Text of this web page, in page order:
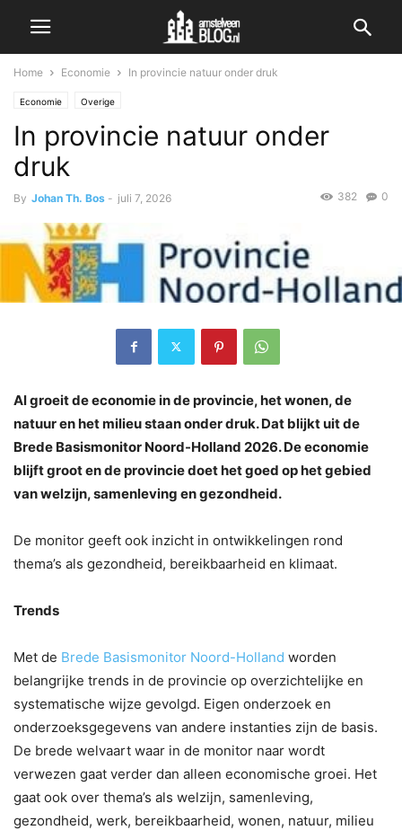
Home Economie In provincie natuur onder druk
Economie Overige
In provincie natuur onder
druk
By Johan Th. Bos - juli 7, 2026 0
382
Al groeit de economie in de provincie, het wonen, de
natuur en het milieu staan onder druk. Dat blijkt uit de
Brede Basismonitor Noord-Holland 2026. De economie
blijft groot en de provincie doet het goed op het gebied
van welzijn, samenleving en gezondheid.
De monitor geeft ook inzicht in ontwikkelingen rond
thema’s als gezondheid, bereikbaarheid en klimaat.
Trends
Met de Brede Basismonitor Noord-Holland worden
belangrijke trends in de provincie op overzichtelijke en
systematische wijze gevolgd. Eigen onderzoek en
onderzoeksgegevens van andere instanties zijn de basis.
De brede welvaart waar in de monitor naar wordt
verwezen gaat verder dan alleen economische groei. Het
gaat ook over thema’s als welzijn, samenleving,
gezondheid, werk, bereikbaarheid, wonen, natuur, milieu